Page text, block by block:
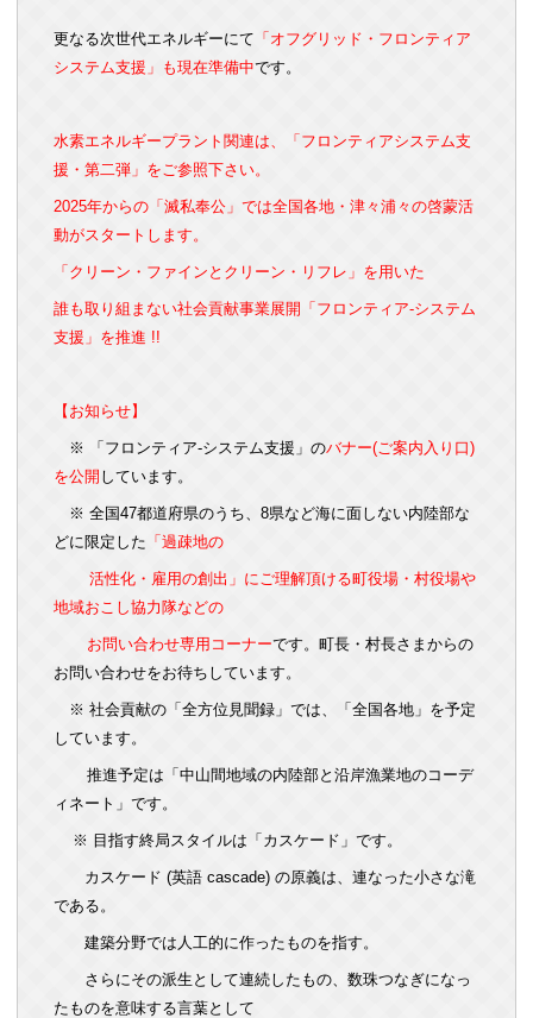
更なる次世代エネルギーにて 「オフグリッド・フロンティア
システム支援」も現在準備中です。
水素エネルギープラント関連は、「フロンティアシステム支
援・第二弾」をご参照下さい。
2025年からの「滅私奉公」では全国各地・津々浦々の啓蒙活
動がスタートします。
「クリーン・ファインとクリーン・リフレ」を用いた
誰も取り組まない社会貢献事業展開「フロンティア‐システム
支援」を推進 !!
【お知らせ】
※ 「 フロンティア‐システム支援」のバナー( ご案内入り口)
を公開 しています。
※ 全国47都道府県のうち、8県など海に面しない内陸部な
どに限定 した 「過疎地の
活性化・ 雇用の創出 」にご理解頂ける町役場・村役場や
地域おこし協力隊などの
お問い合わせ専用コーナーです。町長・村長さまからの
お問い合わせをお待ちしています。
※ 社会貢献の「全方位見聞録 」では、「全国各地」を予定
しています。
推進予定は「中山間地域の内陸部と沿岸漁業地のコーデ
ィネート」です。
※ 目指す終局スタイルは「カスケード」です。
カスケード (英語 cascade) の原義は、連なった小さな滝
である。
建築分野では人工的に作ったものを指す。
さらにその派生として連続したもの、数珠つなぎになっ
たものを意味する言葉として